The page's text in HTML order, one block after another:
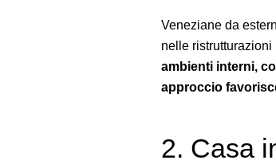
Veneziane da
nelle ristrutturazioni
ambienti interni,
approccio
2. Casa